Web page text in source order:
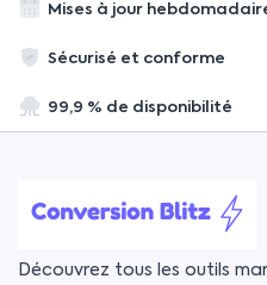
Mises à jour
Sécurisé et conforme
99,9 % de disponibilité
Découvrez tous les outils